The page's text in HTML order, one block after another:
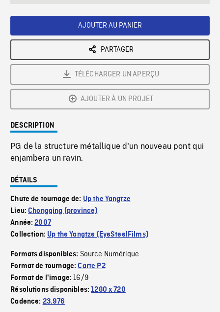
AJOUTER AU PANIER
PARTAGER
TÉLÉCHARGER UN APERÇU
AJOUTER À UN PROJET
DESCRIPTION
PG de la structure métallique d'un nouveau pont qui
enjambera un ravin.
DÉTAILS
Chute de tournage de: Up the Yangtze
Lieu:Chongqing (province)
Année:2007
Collection: Up the Yangtze (EyeSteelFilms)
Formats disponibles: Source Numérique
Format de tournage:Carte P2
Format de l'image:16/9
Résolutions disponibles:1280 x 720
Cadence: 23.976